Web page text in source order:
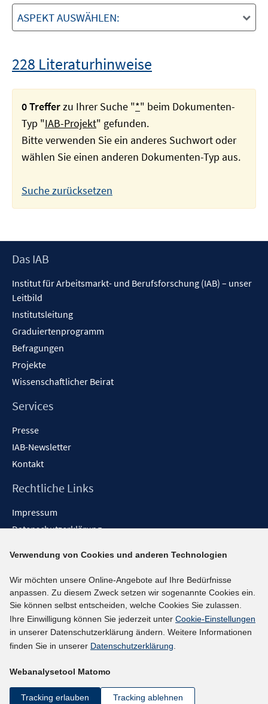
ASPEKT AUSWÄHLEN:
228 Literaturhinweise
0 Trefferzu Ihrer Suche "*" beim Dokumenten-
Typ "IAB-Projekt" gefunden.
Bitte verwenden Sie ein anderes Suchwort oder
wählen Sie einen anderen Dokumenten-Typ aus.
Suche zurücksetzen
Footer
Das IAB
Institut für Arbeitsmarkt- und Berufsforschung (IAB) – unser
Leitbild
Institutsleitung
Graduiertenprogramm
Befragungen
Projekte
Wissenschaftlicher Beirat
Services
Presse
IAB-Newsletter
Kontakt
Rechtliche Links
Impressum
Datenschutzerklärung
Barrieren melden
Social-Media-Kanäle
BlueSky
YouTube
LinkedIn
kununu
Netiquette
Verwendung von Cookies und anderen Technologien
Wir möchten unsere Online-Angebote auf Ihre Bedürfnisse
anpassen. Zu diesem Zweck setzen wir sogenannte Cookies ein.
Sie können selbst entscheiden, welche Cookies Sie zulassen.
Ihre Einwilligung können Sie jederzeit unter Cookie-Einstellungen
in unserer Datenschutzerklärung ändern. Weitere Informationen
finden Sie in unserer Datenschutzerklärung.
Webanalysetool Matomo
Tracking erlauben Tracking ablehnen